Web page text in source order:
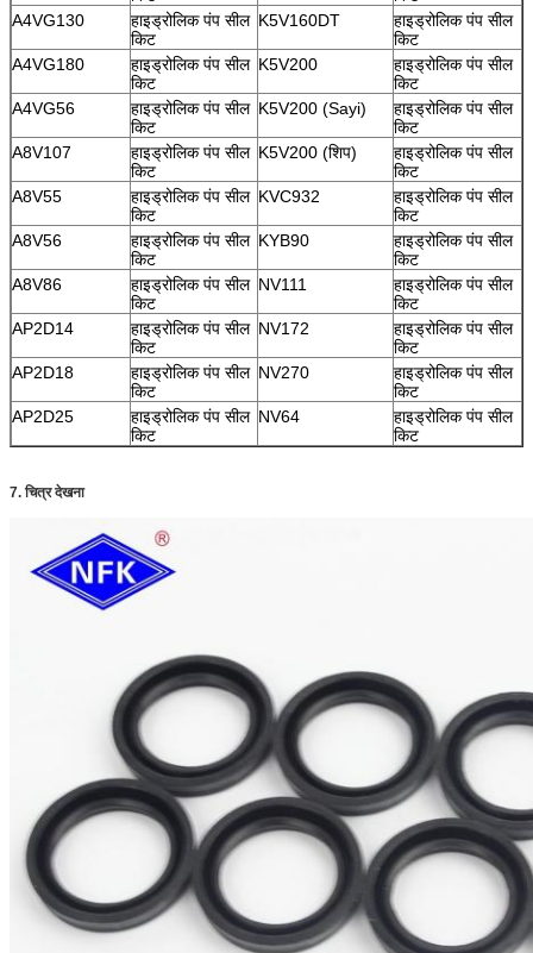
A4VG130
हाइड्रोलिक पंप सील
किट
K5V160DT
हाइड्रोलिक पंप सील
किट
A4VG180
हाइड्रोलिक पंप सील
किट
K5V200
हाइड्रोलिक पंप सील
किट
A4VG56
हाइड्रोलिक पंप सील
किट
K5V200 (Sayi)
हाइड्रोलिक पंप सील
किट
A8V107
हाइड्रोलिक पंप सील
किट
K5V200 (शिप)
हाइड्रोलिक पंप सील
किट
A8V55
हाइड्रोलिक पंप सील
किट
KVC932
हाइड्रोलिक पंप सील
किट
A8V56
हाइड्रोलिक पंप सील
किट
KYB90
हाइड्रोलिक पंप सील
किट
A8V86
हाइड्रोलिक पंप सील
किट
NV111
हाइड्रोलिक पंप सील
किट
AP2D14
हाइड्रोलिक पंप सील
किट
NV172
हाइड्रोलिक पंप सील
किट
AP2D18
हाइड्रोलिक पंप सील
किट
NV270
हाइड्रोलिक पंप सील
किट
AP2D25
हाइड्रोलिक पंप सील
किट
NV64
हाइड्रोलिक पंप सील
किट
7. चित्र देखना